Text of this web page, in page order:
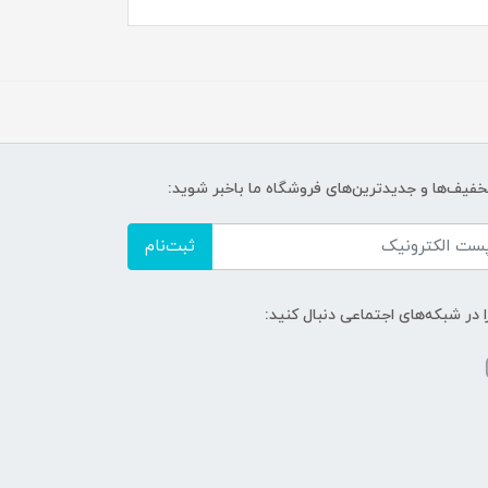
و جدیدترین‌های فروشگاه ما باخبر شوید:
ثبت‌نام
در شبکه‌های اجتماعی دنبال کنید: